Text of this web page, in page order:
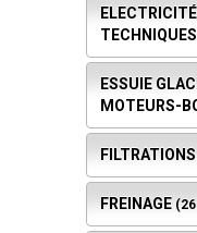
ESSUIE
MOTEURS-
FILTRATIONS
FREINAGE